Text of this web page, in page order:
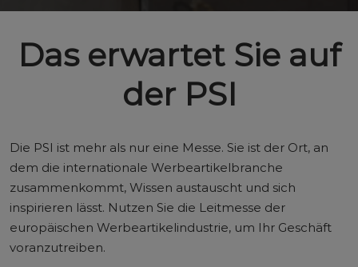
Das erwartet Sie auf
der PSI
Die PSI ist mehr als nur eine Messe. Sie ist der Ort, an
dem die internationale Werbeartikelbranche
zusammenkommt, Wissen austauscht und sich
inspirieren lässt. Nutzen Sie die Leitmesse der
europäischen Werbeartikelindustrie, um Ihr Geschäft
voranzutreiben.